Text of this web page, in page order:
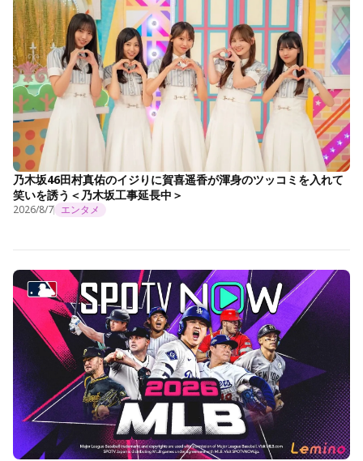
乃木坂46田村真佑のイジりに賀喜遥香が渾身のツッコミを入れて
笑いを誘う＜乃木坂工事延長中＞
2026/8/7 エンタメ